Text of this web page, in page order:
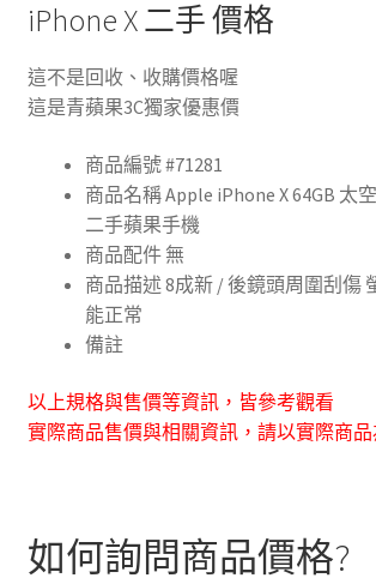
iPhone X 二手 價格
這不是回收、收購價格喔
這是青蘋果3C獨家優惠價
商品編號 #71281
商品名稱 Apple iPhone X 64GB 太
二手蘋果手機
商品配件 無
商品描述 8成新 / 後鏡頭周圍刮傷
能正常
備註
以上規格與售價等資訊，皆參考觀看
實際商品售價與相關資訊，請以實際商品
如何詢問商品價格?